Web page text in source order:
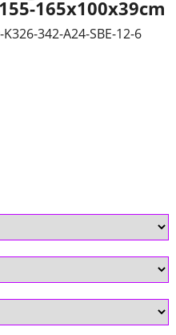
165x100x39cm
K326-342-A24-SBE-12-6